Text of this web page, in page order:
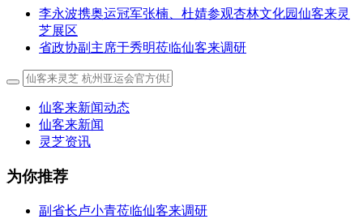
李永波携奥运冠军张楠、杜婧参观杏林文化园仙客来灵
芝展区
省政协副主席于秀明莅临仙客来调研
仙客来新闻动态
仙客来新闻
灵芝资讯
为你推荐
副省长卢小青莅临仙客来调研